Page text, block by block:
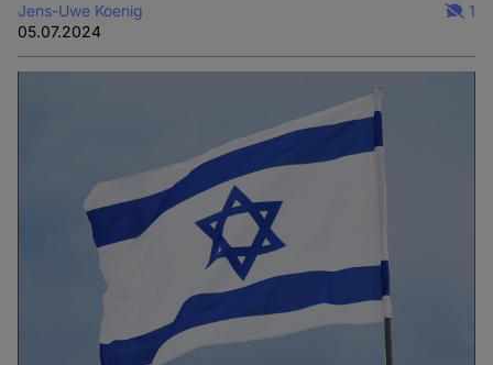
Jens-Uwe Koenig
05.07.2024
1